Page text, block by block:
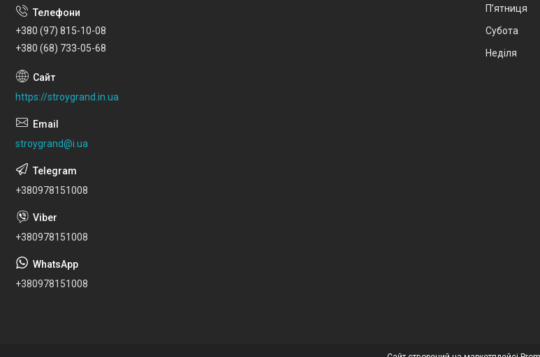
+380 (97) 815-10-08
+380 (68) 733-05-68
https://stroygrand.in.ua
stroygrand@i.ua
+380978151008
+380978151008
+380978151008
Пʼятниця
Субота
Неділя